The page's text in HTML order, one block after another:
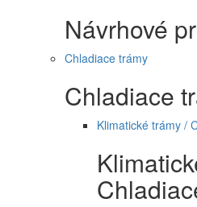
Návrhové
Chladiace trámy
Chladiace
Klimatické trámy /